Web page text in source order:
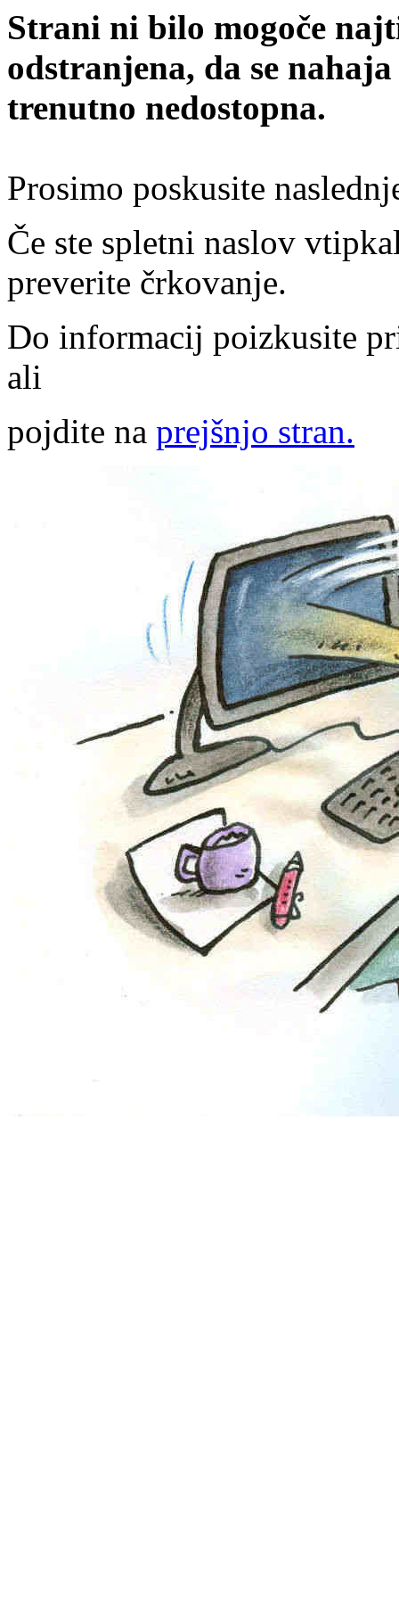
Strani ni bilo mogoče
odstranjena, da se
trenutno nedostopna.
Prosimo poskusite
Če ste spletni naslov
preverite črkovanje.
Do informacij poizkusite
ali
pojdite na prejšnjo stran.